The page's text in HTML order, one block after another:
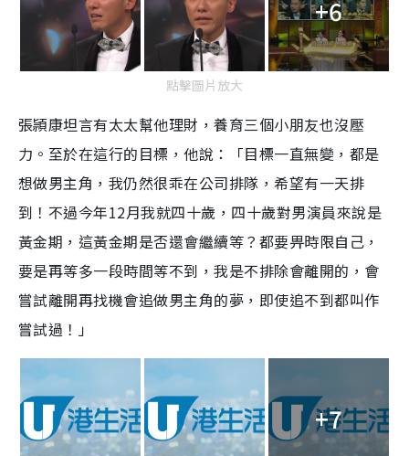
+6
點擊圖片放大
張頴康坦言有太太幫他理財，養育三個小朋友也沒壓
力。至於在這行的目標，他說：「目標一直無變，都是
想做男主角，我仍然很乖在公司排隊，希望有一天排
到！不過今年12月我就四十歲，四十歲對男演員來說是
黃金期，這黃金期是否還會繼續等？都要畀時限自己，
要是再等多一段時間等不到，我是不排除會離開的，會
嘗試離開再找機會追做男主角的夢，即使追不到都叫作
嘗試過！」
+7